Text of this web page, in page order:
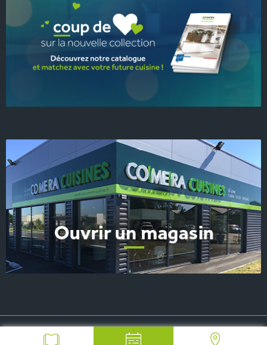
© 2026 COMERA Cuisines, tous droits réservés Plan du site
-FAQ